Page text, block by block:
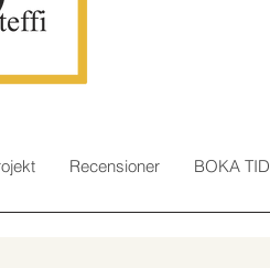
Recensioner BOKA TID